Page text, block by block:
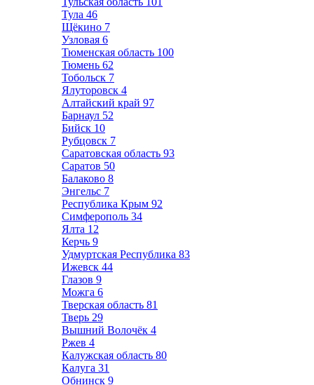
Тула 46
Щёкино 7
Узловая 6
Тюменская область 100
Тюмень 62
Тобольск 7
Ялуторовск 4
Алтайский край 97
Барнаул 52
Бийск 10
Рубцовск 7
Саратовская область 93
Саратов 50
Балаково 8
Энгельс 7
Республика Крым 92
Симферополь 34
Ялта 12
Керчь 9
Удмуртская Республика 83
Ижевск 44
Глазов 9
Можга 6
Тверская область 81
Тверь 29
Вышний Волочёк 4
Ржев 4
Калужская область 80
Калуга 31
Обнинск 9